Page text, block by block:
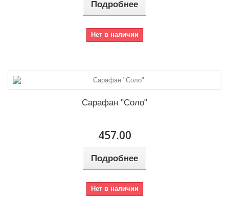
Подробнее
Нет в наличии
Сарафан "Соло"
457.00
Подробнее
Нет в наличии